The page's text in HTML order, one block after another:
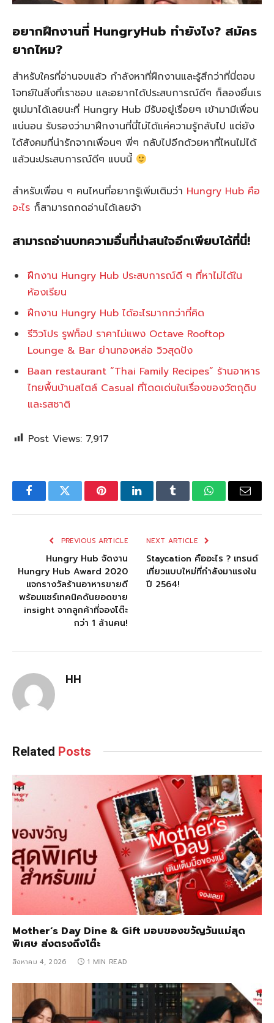
อยากฝึกงานที่ HungryHub ทำยังไง? สมัคร
ยากไหม?
สำหรับใครที่อ่านจบแล้ว กำลังหาที่ฝึกงานและรู้สึกว่าที่นี่ตอบ
โจทย์ในสิ่งที่เราชอบ และอยากได้ประสบการณ์ดีๆ ก็ลองยื่นเร
ซูเม่มาได้เลยนะที่ Hungry Hub มีรับอยู่เรื่อยๆ เข้ามามีเพื่อน
แน่นอน รับรองว่ามาฝึกงานที่นี่ไม่ได้แค่ความรู้กลับไป แต่ยัง
ได้สังคมที่น่ารักจากเพื่อนๆ พี่ๆ กลับไปอีกด้วยหาที่ไหนไม่ได้
แล้วนะประสบการณ์ดีๆ แบบนี้
สำหรับเพื่อน ๆ คนไหนที่อยากรู้เพิ่มเติมว่า Hungry Hub คือ
อะไร ก็สามารถกดอ่านได้เลยจ้า
สามารถอ่านบทความอื่นที่น่าสนใจอีกเพียบได้ที่นี่!
ฝึกงาน Hungry Hub ประสบการณ์ดี ๆ ที่หาไม่ได้ใน
ห้องเรียน
ฝึกงาน Hungry Hub ได้อะไรมากกว่าที่คิด
รีวิวโปร รูฟท็อป ราคาไม่แพง Octave Rooftop
Lounge & Bar ย่านทองหล่อ วิวสุดปัง
Baan restaurant “Thai Family Recipes” ร้านอาหาร
ไทยพื้นบ้านสไตล์ Casual ที่โดดเด่นในเรื่องของวัตถุดิบ
และรสชาต
Post Views: 7,917
FacebookTwitter PinterestLinkedInTumblr WhatsAppEmail
PREVIOUS ARTICLE
Hungry Hub จัดงาน
Hungry Hub Award 2020
แจกรางวัลร้านอาหารขายดี
พร้อมแชร์เทคนิคดันยอดขาย
insight จากลูกค้าที่จองโต๊ะ
กว่า 1 ล้านคน!
NEXT ARTICLE
Staycation คืออะไร ? เทรนด์
เที่ยวแบบใหม่ที่กำลังมาแรงใน
ปี 2564!
HH
Related Posts
Mother’s Day Dine & Gift มอบของขวัญวันแม่สุด
พิเศษ ส่งตรงถึงโต๊ะ
สิงหาคม 4, 2026 1 MIN READ